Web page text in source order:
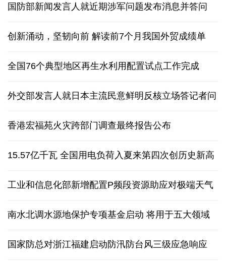
国防部新闻发言人就近期涉军问题发布消息并答问
创新涌动，坚韧向前 解读前7个月我国外贸成绩单
全国76个典型地区再生水利用配置试点工作完成
外交部发言人就日本主流民意鲜明反核立场答记者问
香港宏福苑火灾跨部门调查最终报告公布
15.57亿千瓦 全国用电负荷入夏来第四次创历史新高
工业和信息化部新增配置P频段资源助应对极端天气
南水北调水源地保护专项基金启动 将用于五大领域
国家防总对浙江福建启动防汛防台风三级应急响应